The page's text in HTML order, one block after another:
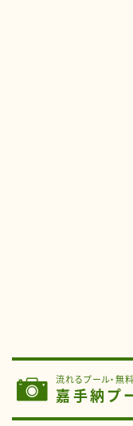
流れるプール・無
嘉手納プ